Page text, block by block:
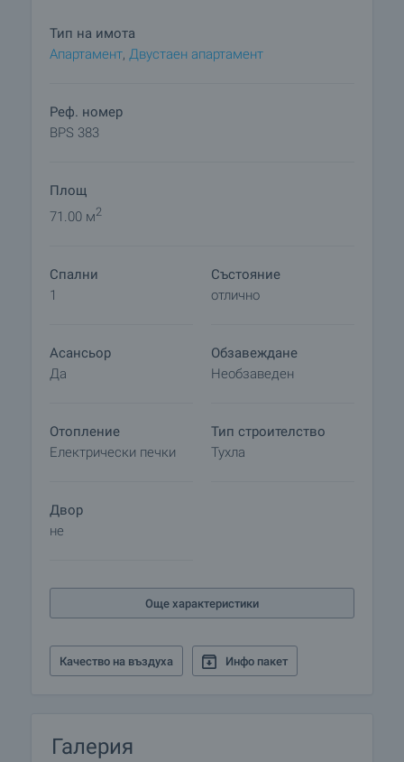
Тип на имота
Апартамент, Двустаен апартамент
Реф. номер
BPS 383
Площ
71.00 м2
Спални
1
Състояние
отлично
Асансьор
Да
Обзавеждане
Необзаведен
Отопление
Електрически печки
Тип строителство
Тухла
Двор
не
Още характеристики
Качество на въздуха Инфо пакет
Галерия